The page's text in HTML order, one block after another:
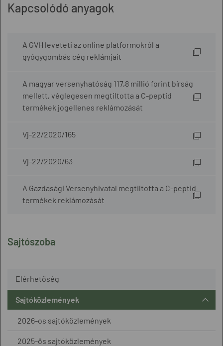
Sajtószoba
Elérhetőség
Sajtóközlemények
2026-os sajtóközlemények
2025-ös sajtóközlemények
Kapcsolódó anyagok
A GVH leveteti az online platformokról a
gyógygombás cég reklámjait
A magyar versenyhatóság 117,8 millió forint bírság
mellett, véglegesen megtiltotta a C-peptid
termékek jogellenes reklámozását
Vj-22/2020/165
Vj-22/2020/63
A Gazdasági Versenyhivatal megtiltotta a C-peptid
termékek reklámozását